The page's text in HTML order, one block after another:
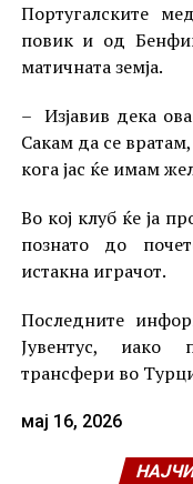
Португалските
повик и од
матичната земја.
– Изјавив дека
Сакам да се
кога јас ќе имам
Во кој клуб ќе ја
познато до
истакна играчот.
Последните
Јувентус, иако
трансфери во
мај 16, 2026